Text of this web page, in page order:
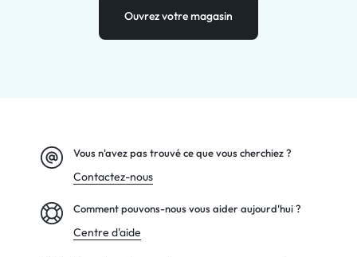
Ouvrez votre magasin
Vous n'avez pas trouvé ce que vous cherchiez ?
Contactez-nous
Comment pouvons-nous vous aider aujourd'hui ?
Centre d'aide